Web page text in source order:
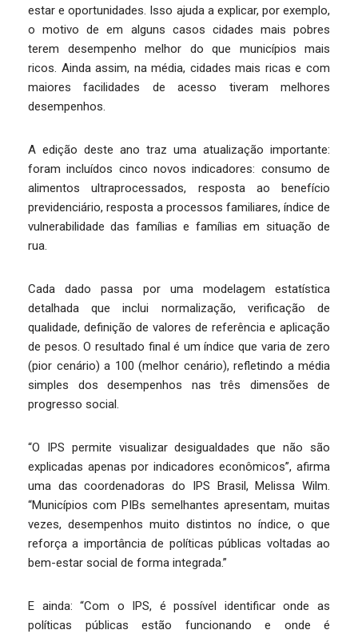
estar e oportunidades. Isso ajuda a explicar, por exemplo,
o motivo de em alguns casos cidades mais pobres
terem desempenho melhor do que municípios mais
ricos. Ainda assim, na média, cidades mais ricas e com
maiores facilidades de acesso tiveram melhores
desempenhos.
A edição deste ano traz uma atualização importante:
foram incluídos cinco novos indicadores: consumo de
alimentos ultraprocessados, resposta ao benefício
previdenciário, resposta a processos familiares, índice de
vulnerabilidade das famílias e famílias em situação de
rua.
Cada dado passa por uma modelagem estatística
detalhada que inclui normalização, verificação de
qualidade, definição de valores de referência e aplicação
de pesos. O resultado final é um índice que varia de zero
(pior cenário) a 100 (melhor cenário), refletindo a média
simples dos desempenhos nas três dimensões de
progresso social.
“O IPS permite visualizar desigualdades que não são
explicadas apenas por indicadores econômicos”, afirma
uma das coordenadoras do IPS Brasil, Melissa Wilm.
“Municípios com PIBs semelhantes apresentam, muitas
vezes, desempenhos muito distintos no índice, o que
reforça a importância de políticas públicas voltadas ao
bem-estar social de forma integrada.”
E ainda: “Com o IPS, é possível identificar onde as
políticas públicas estão funcionando e onde é